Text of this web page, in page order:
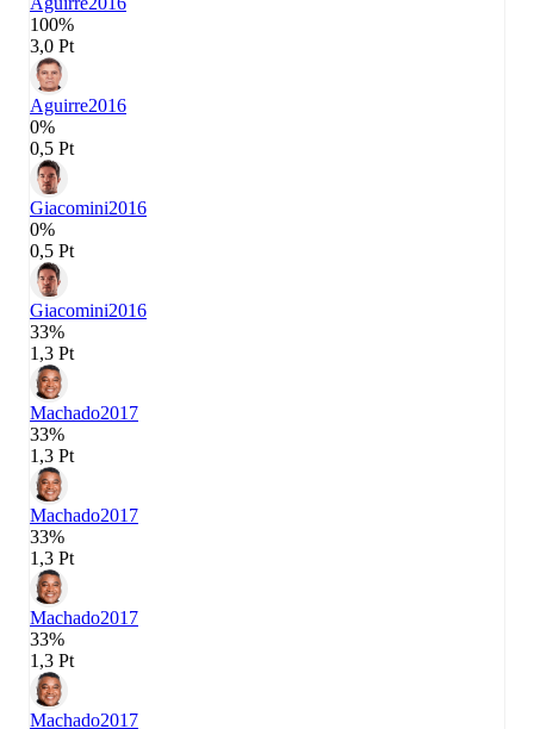
100%
3,0 Pt
Aguirre2016
0%
0,5 Pt
Giacomini2016
0%
0,5 Pt
Giacomini2016
33%
1,3 Pt
Machado2017
33%
1,3 Pt
Machado2017
33%
1,3 Pt
Machado2017
33%
1,3 Pt
Machado2017